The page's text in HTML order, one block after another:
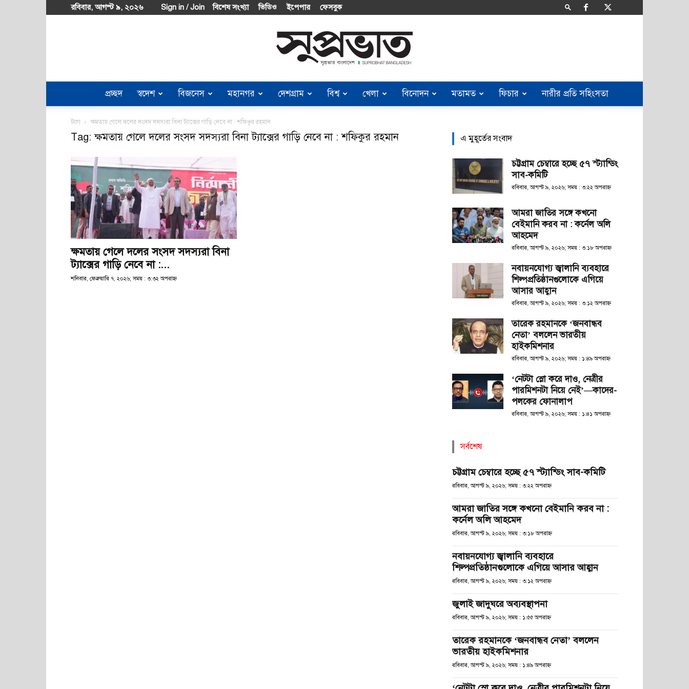
রবিবার, আগস্ট ৯, ২০২৬ Sign in / Join বিশেষ সংখ্যা ভিডিও ইপেপার ফেসবুক
Suprobhat
প্রচ্ছদ স্বদেশ বিজনেস মহানগর দেশগ্রাম বিশ্ব খেলা বিনোদন মতামত ফিচার নারীর প্রতি সহিংসতা
ট্যাগ ক্ষমতায় গেলে দলের সংসদ সদস্যরা বিনা ট্যাক্সের গাড়ি নেবে না : শফিকুর রহমান
Tag: ক্ষমতায় গেলে দলের সংসদ সদস্যরা বিনা ট্যাক্সের গাড়ি নেবে না : শফিকুর রহমান
ক্ষমতায় গেলে দলের সংসদ সদস্যরা বিনা
ট্যাক্সের গাড়ি নেবে না :...
শনিবার, ফেব্রুয়ারি ৭, ২০২৬; সময় : ৩:৩২ অপরাহ্ণ
এ মুহূর্তের সংবাদ
চট্টগ্রাম চেম্বারে হচ্ছে ৫৭ স্ট্যান্ডিং
সাব-কমিটি
রবিবার, আগস্ট ৯, ২০২৬; সময় : ৩:২২ অপরাহ্ণ
আমরা জাতির সঙ্গে কখনো
বেইমানি করব না : কর্নেল অলি
আহমেদ
রবিবার, আগস্ট ৯, ২০২৬; সময় : ৩:১৮ অপরাহ্ণ
নবায়নযোগ্য জ্বালানি ব্যবহারে
শিল্পপ্রতিষ্ঠানগুলোকে এগিয়ে
আসার আহ্বান
রবিবার, আগস্ট ৯, ২০২৬; সময় : ৩:১২ অপরাহ্ণ
তারেক রহমানকে ‘জনবান্ধব
নেতা’ বললেন ভারতীয়
হাইকমিশনার
রবিবার, আগস্ট ৯, ২০২৬; সময় : ১:৪৯ অপরাহ্ণ
‘নেটটা স্লো করে দাও, নেত্রীর
পারমিশনটা নিয়ে নেই’—কাদের-
পলকের ফোনালাপ
রবিবার, আগস্ট ৯, ২০২৬; সময় : ১:৪১ অপরাহ্ণ
সর্বশেষ
চট্টগ্রাম চেম্বারে হচ্ছে ৫৭ স্ট্যান্ডিং সাব-কমিটি
রবিবার, আগস্ট ৯, ২০২৬; সময় : ৩:২২ অপরাহ্ণ
আমরা জাতির সঙ্গে কখনো বেইমানি করব না :
কর্নেল অলি আহমেদ
রবিবার, আগস্ট ৯, ২০২৬; সময় : ৩:১৮ অপরাহ্ণ
নবায়নযোগ্য জ্বালানি ব্যবহারে
শিল্পপ্রতিষ্ঠানগুলোকে এগিয়ে আসার আহ্বান
রবিবার, আগস্ট ৯, ২০২৬; সময় : ৩:১২ অপরাহ্ণ
জুলাই জাদুঘরে অব্যবস্থাপনা
রবিবার, আগস্ট ৯, ২০২৬; সময় : ১:৫৫ অপরাহ্ণ
তারেক রহমানকে ‘জনবান্ধব নেতা’ বললেন
ভারতীয় হাইকমিশনার
রবিবার, আগস্ট ৯, ২০২৬; সময় : ১:৪৯ অপরাহ্ণ